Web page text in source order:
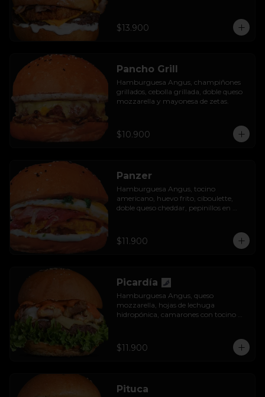
$13.900
Pancho Grill
Hamburguesa Angus, champiñones
grillados, cebolla grillada, doble queso
mozzarella y mayonesa de zetas.
$10.900
Panzer
Hamburguesa Angus, tocino
americano, huevo frito, ciboulette,
doble queso cheddar, pepinillos en
$11.900
Picardía
Hamburguesa Angus, queso
mozzarella, hojas de lechuga
hidropónica, camarones con tocino
$11.900
Pituca